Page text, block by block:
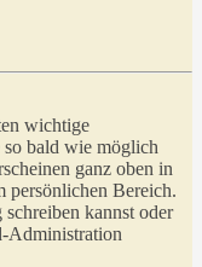
wichtige
so bald wie möglich
ganz oben in
persönlichen Bereich.
kannst oder
Administration